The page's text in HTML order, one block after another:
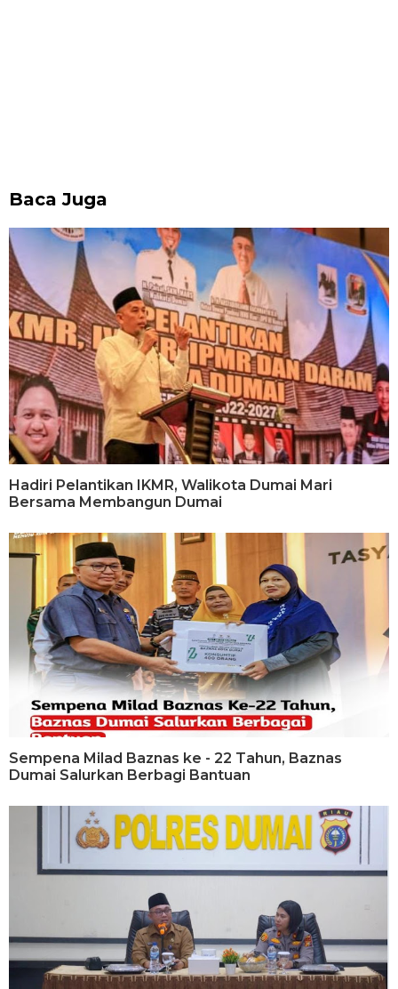
Baca Juga
Hadiri Pelantikan IKMR, Walikota Dumai Mari
Bersama Membangun Dumai
Sempena Milad Baznas ke - 22 Tahun, Baznas
Dumai Salurkan Berbagi Bantuan